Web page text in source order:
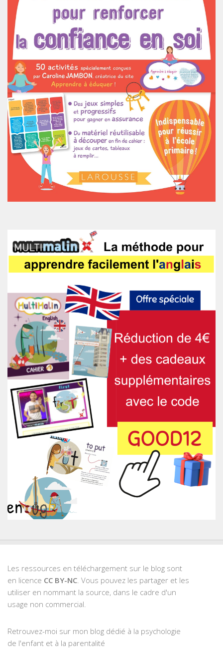
Les ressources en téléchargement sur le blog sont
en licence CC BY-NC. Vous pouvez les partager et les
utiliser en nommant la source, dans le cadre d'un
usage non commercial.
Retrouvez-moi sur mon blog dédié à la psychologie
de l'enfant et à la parentalité